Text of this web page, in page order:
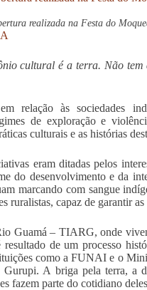
realizada na Festa do
cultural é a terra. Não
relação às sociedades
de exploração e
culturais e as histórias
eram ditadas pelos
do desenvolvimento e da
marcando com sangue
ruralistas, capaz de garantir
Guamá – TIARG, onde
de um processo
como a FUNAI e o
A briga pela terra, a
fazem parte do cotidiano